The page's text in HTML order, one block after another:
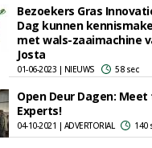
Bezoekers Gras
Dag kunnen
met wals-zaaimachine
Josta
01-06-2023 | NIEUWS 58 sec
Open Deur Dagen: Meet
Experts!
04-10-2021 | ADVERTORIAL 140